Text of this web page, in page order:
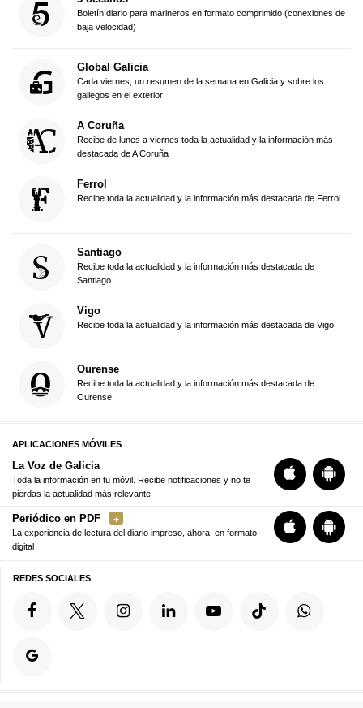
Boletín diario para marineros en formato comprimido (conexiones de
baja velocidad)
Global Galicia
Cada viernes, un resumen de la semana en Galicia y sobre los
gallegos en el exterior
A Coruña
Recibe de lunes a viernes toda la actualidad y la información más
destacada de A Coruña
Ferrol
Recibe toda la actualidad y la información más destacada de Ferrol
Santiago
Recibe toda la actualidad y la información más destacada de
Santiago
Vigo
Recibe toda la actualidad y la información más destacada de Vigo
Ourense
Recibe toda la actualidad y la información más destacada de
Ourense
APLICACIONES MÓVILES
La Voz de Galicia
Toda la información en tu móvil. Recibe notificaciones y no te
pierdas la actualidad más relevante
Periódico en PDF
La experiencia de lectura del diario impreso, ahora, en formato
digital
REDES SOCIALES